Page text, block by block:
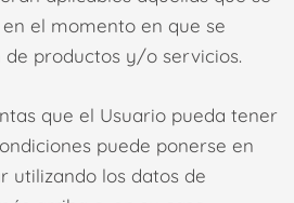
el momento en que se
de productos y/o servicios.
que el Usuario pueda tener
puede ponerse en
utilizando los datos de